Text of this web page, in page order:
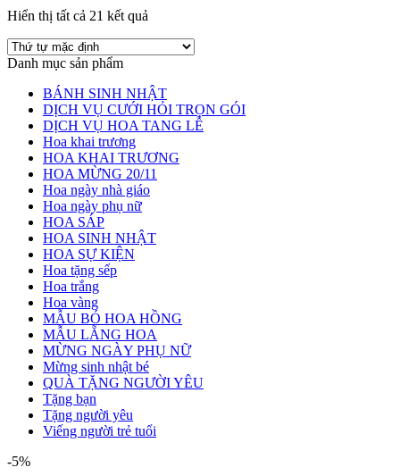
Hiển thị tất cả 21 kết quả
Danh mục sản phẩm
BÁNH SINH NHẬT
DỊCH VỤ CƯỚI HỎI TRỌN GÓI
DỊCH VỤ HOA TANG LỄ
Hoa khai trương
HOA KHAI TRƯƠNG
HOA MỪNG 20/11
Hoa ngày nhà giáo
Hoa ngày phụ nữ
HOA SÁP
HOA SINH NHẬT
HOA SỰ KIỆN
Hoa tặng sếp
Hoa trắng
Hoa vàng
MẪU BÓ HOA HỒNG
MẪU LẴNG HOA
MỪNG NGÀY PHỤ NỮ
Mừng sinh nhật bé
QUÀ TẶNG NGƯỜI YÊU
Tặng bạn
Tặng người yêu
Viếng người trẻ tuổi
-5%